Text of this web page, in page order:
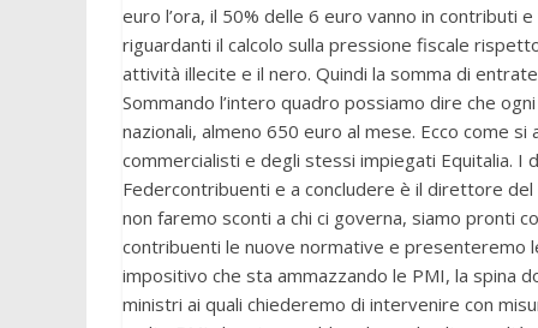
euro l’ora, il 50% delle 6 euro vanno in contributi
riguardanti il calcolo sulla pressione fiscale
attività illecite e il nero. Quindi la somma di
Sommando l’intero quadro possiamo dire che
nazionali, almeno 650 euro al mese. Ecco come
commercialisti e degli stessi impiegati Equitalia. I
Federcontribuenti e a concludere è il direttore del
non faremo sconti a chi ci governa, siamo pronti
contribuenti le nuove normative e
impositivo che sta ammazzando le PMI, la spina
ministri ai quali chiederemo di intervenire con